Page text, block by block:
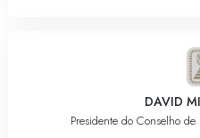
DAVID
Presidente do Conselho